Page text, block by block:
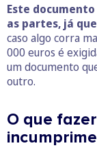
Este
as partes, já
caso algo corra
000 euros é
um documento
outro.
O que